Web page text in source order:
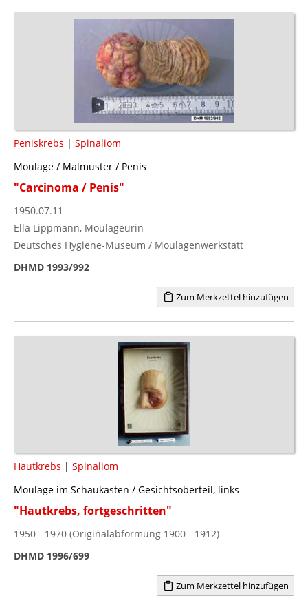
Peniskrebs | Spinaliom
Moulage / Malmuster / Penis
"Carcinoma / Penis"
1950.07.11
Ella Lippmann, Moulageurin
Deutsches Hygiene-Museum / Moulagenwerkstatt
DHMD 1993/992
Zum Merkzettel hinzufügen
Hautkrebs | Spinaliom
Moulage im Schaukasten / Gesichtsoberteil, links
"Hautkrebs, fortgeschritten"
1950 - 1970 (Originalabformung 1900 - 1912)
DHMD 1996/699
Zum Merkzettel hinzufügen